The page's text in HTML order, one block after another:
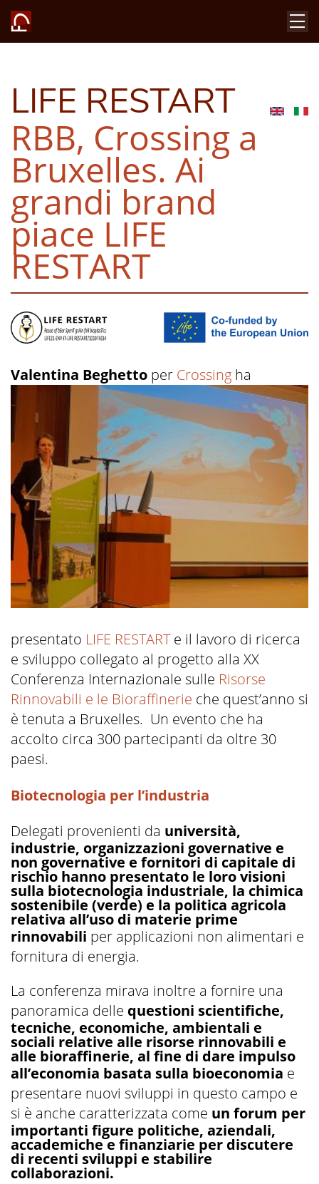
LIFE RESTART
RBB, Crossing a
Bruxelles. Ai
grandi brand
piace LIFE
RESTART
Valentina Beghetto per Crossing ha
presentato LIFE RESTARTe il lavoro di ricerca
e sviluppo collegato al progetto alla XX
Conferenza Internazionale sulle Risorse
Rinnovabili e le Bioraffinerie che quest’anno si
è tenuta a Bruxelles. Un evento che ha
accolto circa 300 partecipanti da oltre 30
paesi.
Biotecnologia per l’industria
Delegati provenienti da università,
industrie, organizzazioni governative e
non governative e fornitori di capitale di
rischio hanno presentato le loro visioni
sulla biotecnologia industriale, la chimica
sostenibile (verde) e la politica agricola
relativa all’uso di materie prime
rinnovabili per applicazioni non alimentari e
fornitura di energia.
La conferenza mirava inoltre a fornire una
panoramica delle questioni scientifiche,
tecniche, economiche, ambientali e
sociali relative alle risorse rinnovabili e
alle bioraffinerie, al fine di dare impulso
all’economia basata sulla bioeconomia e
presentare nuovi sviluppi in questo campo e
si è anche caratterizzata come un forum per
importanti figure politiche, aziendali,
accademiche e finanziarie per discutere
di recenti sviluppi e stabilire
collaborazioni.